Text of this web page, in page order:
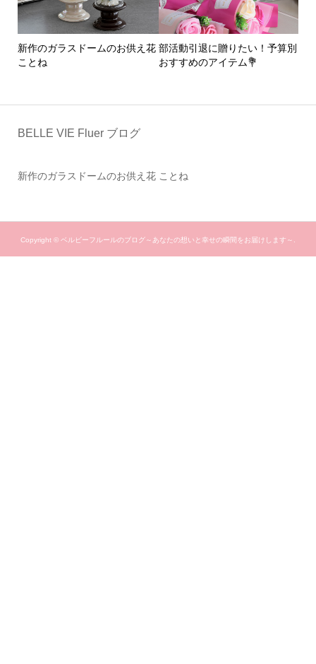
新作のガラスドームのお供え花
ことね
部活動引退に贈りたい！予算別
おすすめのアイテム💐
BELLE VIE Fluer ブログ
新作のガラスドームのお供え花 ことね
Copyright © ベルビーフルールのブログ～あなたの想いと幸せの瞬間をお届けします～.